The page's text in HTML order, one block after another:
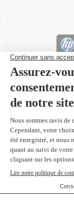
Peut être